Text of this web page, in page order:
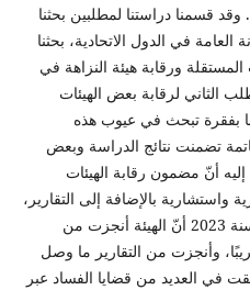
2011 وتعديلاتها. وقد قسمنا دراستنا لمطلبين بحثنا
في الدول الاتحادية، بحثنا
ورقابة هيئة النزاهة في
الثاني لرقابة بعض الهيئات
بفقرة تبحث في عيوب هذه
تضمنت نتائج الدراسة وبعض
أنّ مضمون رقابة الهيئات
واستشارية بالإضافة إلى التقارير،
كما وجدنا في الإحصاءات الأخيرة لسنة 2023 أنّ الهيئة أنجزت من
نسبة 79% تقريبًا، وأنجزت من التقارير ما وصل
في العديد من قضايا الفساد عبر